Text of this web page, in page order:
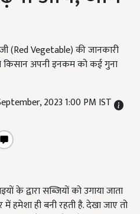
Vegetable) की जानकारी
अपनी इनकम को कई गुना
2023 1:00 PM IST
के द्वारा सब्जियों को उगाया जाता
हमेशा ही बनी रहती है. देखा जाए तो